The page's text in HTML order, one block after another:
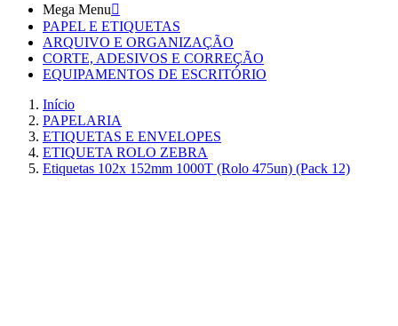
Mega Menu
PAPEL E ETIQUETAS
ARQUIVO E ORGANIZAÇÃO
CORTE, ADESIVOS E CORREÇÃO
EQUIPAMENTOS DE ESCRITÓRIO
Início
PAPELARIA
ETIQUETAS E ENVELOPES
ETIQUETA ROLO ZEBRA
Etiquetas 102x 152mm 1000T (Rolo 475un) (Pack 12)